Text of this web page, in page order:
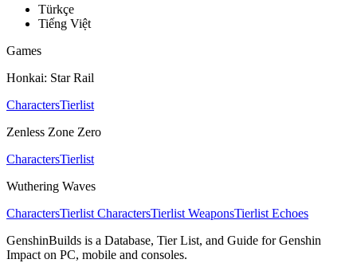
Türkçe
Tiếng Việt
Games
Honkai: Star Rail
CharactersTierlist
Zenless Zone Zero
CharactersTierlist
Wuthering Waves
CharactersTierlist CharactersTierlist WeaponsTierlist Echoes
GenshinBuilds is a Database, Tier List, and Guide for Genshin
Impact on PC, mobile and consoles.